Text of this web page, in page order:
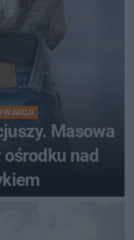
W AKCJI
Masowa
nad